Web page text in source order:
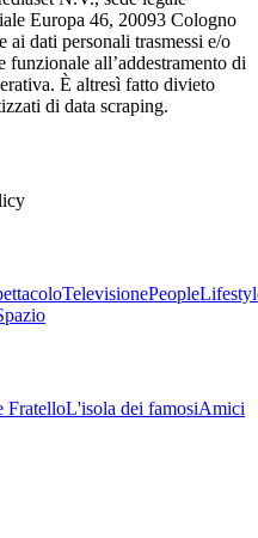
Europa 46, 20093 Cologno
ai dati personali trasmessi e/o
all’addestramento di
È altresì fatto divieto
di data scraping.
TelevisionePeople
FratelloL'isola dei famosiAmici